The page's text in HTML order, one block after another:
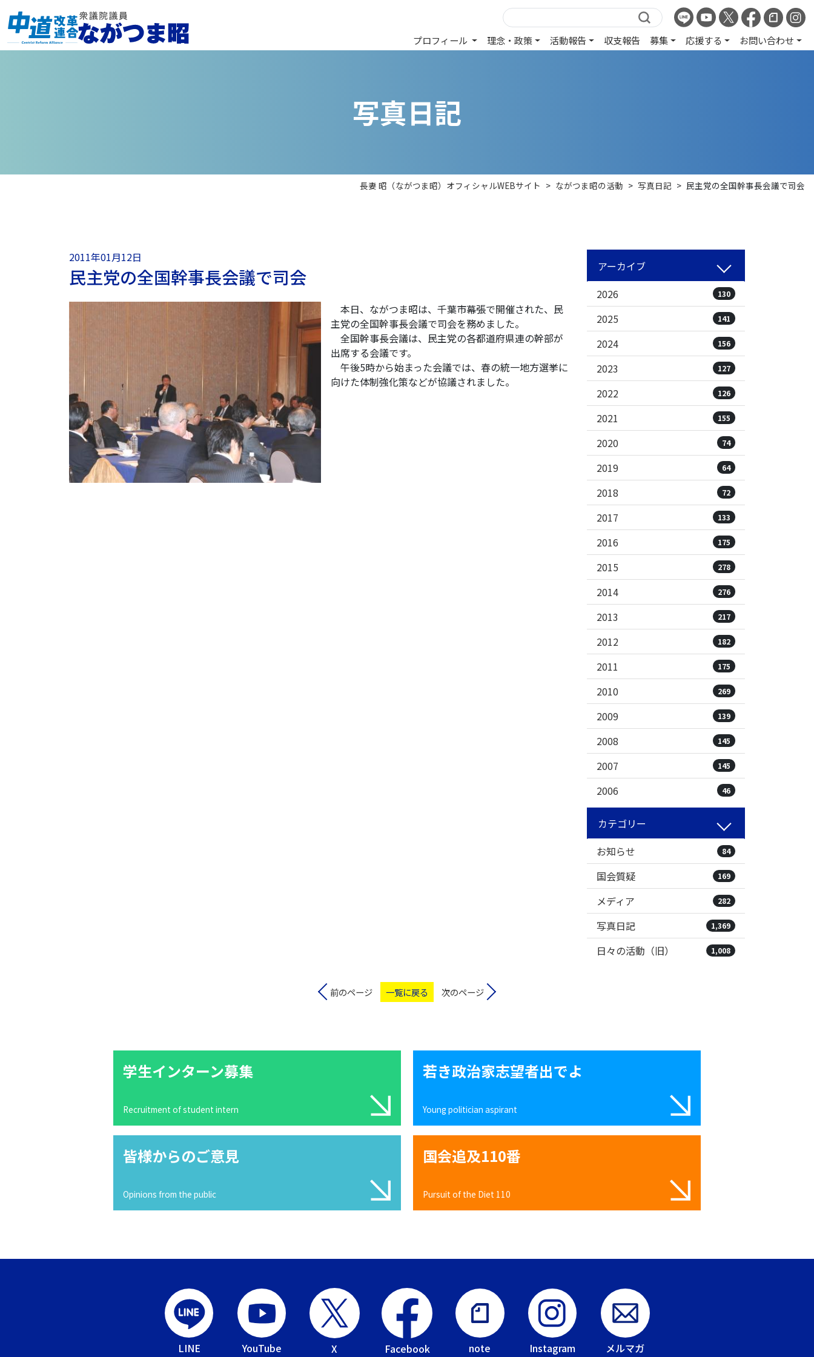
プロフィール 理念・政策 活動報告 収支報告 募集 応援する お問い合わせ
写真日記
長妻 昭（ながつま昭）オフィシャルWEBサイト > ながつま昭の活動 > 写真日記 > 民主党の全国幹事長会議で司会
2011年01月12日
民主党の全国幹事長会議で司会
本日、ながつま昭は、千葉市幕張で開催された、民
主党の全国幹事長会議で司会を務めました。
全国幹事長会議は、民主党の各都道府県連の幹部が
出席する会議です。
午後5時から始まった会議では、春の統一地方選挙に
向けた体制強化策などが協議されました。
アーカイブ
2026
130
2025 141
2024 156
2023 127
2022 126
2021 155
2020 74
2019 64
2018 72
2017 133
2016 175
2015 278
2014 276
2013 217
2012 182
2011 175
2010 269
2009 139
2008 145
2007 145
2006 46
カテゴリー
お知らせ
84
国会質疑 169
メディア 282
写真日記 1,369
日々の活動（旧） 1,008
前のページ 一覧に戻る 次のページ
学生インターン募集
Recruitment of student intern
若き政治家志望者出でよ
Young politician aspirant
皆様からのご意見
Opinions from the public
国会追及110番
Pursuit of the Diet 110
LINE YouTube X Facebook note Instagram メルマガ